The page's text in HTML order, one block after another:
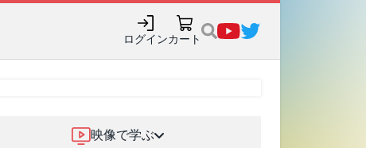
ログインカート
映像で学ぶ